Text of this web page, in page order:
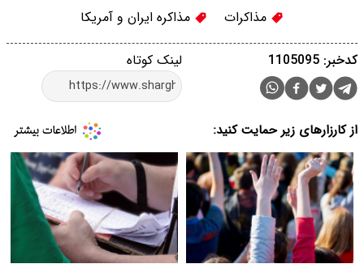
مذاکرات مذاکره ایران و آمریکا
لینک کوتاه کدخبر: 1105095
از کارزارهای زیر حمایت کنید: